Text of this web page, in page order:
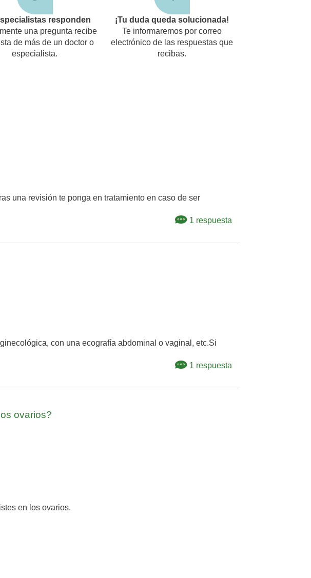
responden
una pregunta recibe
de más de un doctor o
especialista.
¡Tu duda queda solucionada!
Te informaremos por correo
electrónico de las respuestas que
recibas.
una revisión te ponga en tratamiento en caso de ser
1 respuesta
con una ecografía abdominal o vaginal, etc.Si
1 respuesta
ovarios?
en los ovarios.